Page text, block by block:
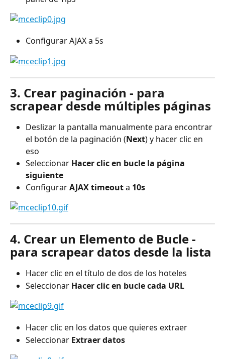
Configurar AJAX a 5s
3. Crear paginación - para
scrapear desde múltiples páginas
Deslizar la pantalla manualmente para encontrar
el botón de la paginación (Next) y hacer clic en
eso
Seleccionar Hacer clic en bucle la página
siguiente
Configurar AJAX timeout a 10s
4. Crear un Elemento de Bucle -
para scrapear datos desde la lista
Hacer clic en el título de dos de los hoteles
Seleccionar Hacer clic en bucle cada URL
Hacer clic en los datos que quieres extraer
Seleccionar Extraer datos